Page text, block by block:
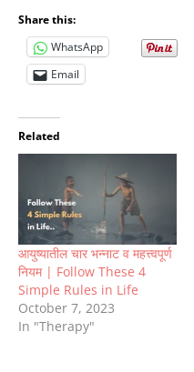
Share this:
WhatsApp
Email
Related
आयुष्यातील चार भन्नाट व महत्त्वपूर्ण
नियम | Follow These 4
Simple Rules in Life
October 7, 2023
In "Therapy"